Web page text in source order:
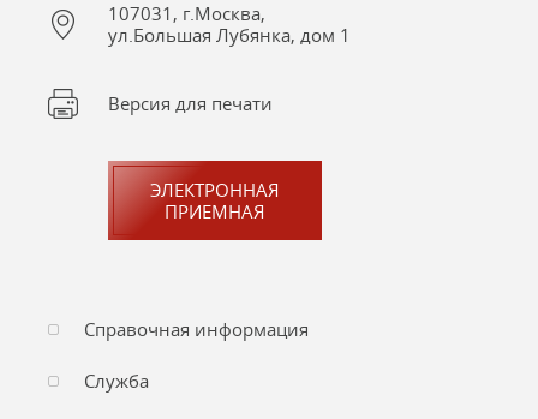
107031, г.Москва,
ул.Большая Лубянка, дом 1
Версия для печати
ЭЛЕКТРОННАЯ
ПРИЕМНАЯ
Справочная информация
Служба